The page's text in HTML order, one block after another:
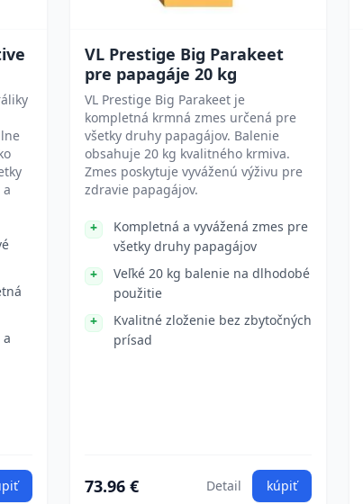
VL Prestige Big Parakeet
pre papagáje 20 kg
VL Prestige Big Parakeet je
kompletná krmná zmes určená pre
všetky druhy papagájov. Balenie
obsahuje 20 kg kvalitného krmiva.
Zmes poskytuje vyváženú výživu pre
zdravie papagájov.
Kompletná a vyvážená zmes pre
všetky druhy papagájov
Veľké 20 kg balenie na dlhodobé
použitie
Kvalitné zloženie bez zbytočných
prísad
73.96 € Detail kúpiť